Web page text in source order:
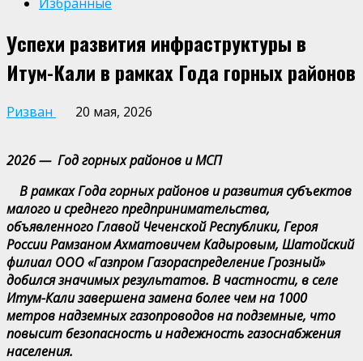
Успехи развития инфраструктуры в
Итум-Кали в рамках Года горных районов
Ризван 20 мая, 2026
2026 — Год горных районов и МСП
В рамках Года горных районов и развития субъектов
малого и среднего предпринимательства,
объявленного Главой Чеченской Республики, Героя
России Рамзаном Ахматовичем Кадыровым, Шатойский
филиал ООО «Газпром Газораспределение Грозный»
добился значимых результатов. В частности, в селе
Итум-Кали завершена замена более чем на 1000
метров надземных газопроводов на подземные, что
повысит безопасность и надежность газоснабжения
населения.